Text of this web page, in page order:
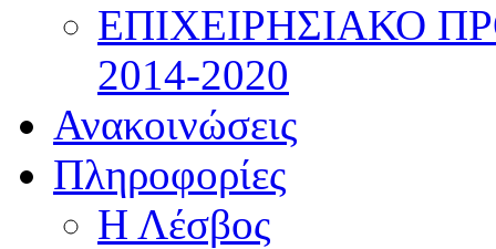
ΕΠΙΧΕΙΡΗΣΙΑΚΟ
2014-2020
Ανακοινώσεις
Πληροφορίες
Η Λέσβος